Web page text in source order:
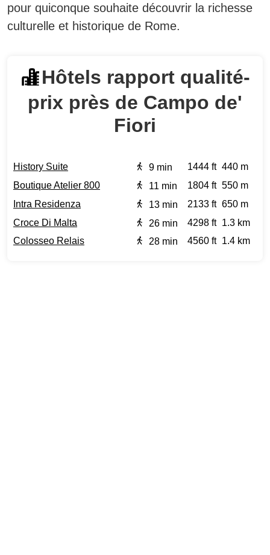
pour quiconque souhaite découvrir la richesse
culturelle et historique de Rome.
Hôtels rapport qualité-
prix près de Campo de'
Fiori
History Suite 9 min 1444 ft 440 m
Boutique Atelier 800
11 min 1804 ft 550 m
Intra Residenza
13 min 2133 ft 650 m
Croce Di Malta
26 min 4298 ft
1.3 km
Colosseo Relais
28 min 4560 ft 1.4 km